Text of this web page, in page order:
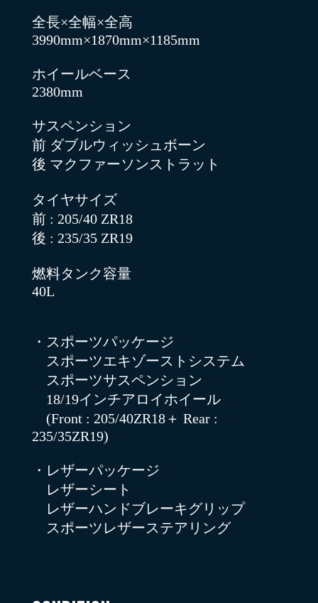
全長×全幅×全高
3990mm×1870mm×1185mm
ホイールベース
2380mm
サスペンション
前 ダブルウィッシュボーン
後 マクファーソンストラット
タイヤサイズ
前 : 205/40 ZR18
後 : 235/35 ZR19
燃料タンク容量
40L
・スポーツパッケージ
スポーツエキゾーストシステム
スポーツサスペンション
18/19インチアロイホイール
(Front : 205/40ZR18＋ Rear :
235/35ZR19)
・レザーパッケージ
レザーシート
レザーハンドブレーキグリップ
スポーツレザーステアリング